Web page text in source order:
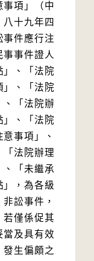
事項」（中
十九年四
事件應行注
事件證人
」、「法院
」、「法院
、「法院辦
」、「法院
事項」、
「法院辦理
、「未繼承
」，為各級
訟事件，
若僅係促其
當及具有效
發生偏頗之